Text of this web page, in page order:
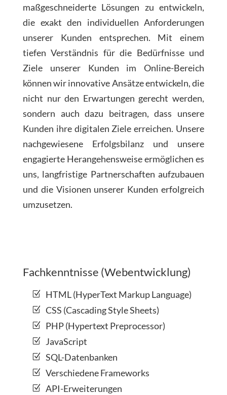
maßgeschneiderte Lösungen zu entwickeln,
die exakt den individuellen Anforderungen
unserer Kunden entsprechen. Mit einem
tiefen Verständnis für die Bedürfnisse und
Ziele unserer Kunden im Online-Bereich
können wir innovative Ansätze entwickeln, die
nicht nur den Erwartungen gerecht werden,
sondern auch dazu beitragen, dass unsere
Kunden ihre digitalen Ziele erreichen. Unsere
nachgewiesene Erfolgsbilanz und unsere
engagierte Herangehensweise ermöglichen es
uns, langfristige Partnerschaften aufzubauen
und die Visionen unserer Kunden erfolgreich
umzusetzen.
Fachkenntnisse (Webentwicklung)
HTML (HyperText Markup Language)
CSS (Cascading Style Sheets)
PHP (Hypertext Preprocessor)
JavaScript
SQL-Datenbanken
Verschiedene Frameworks
API-Erweiterungen